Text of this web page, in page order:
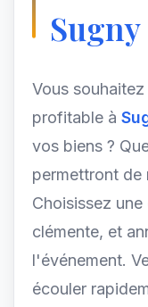
Sugny
Vous
profitable à
vos biens ?
permettront de
Choisissez
clémente, et
l'événement.
écouler